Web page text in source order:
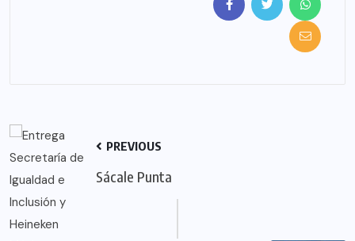
PREVIOUS
Sácale Punta